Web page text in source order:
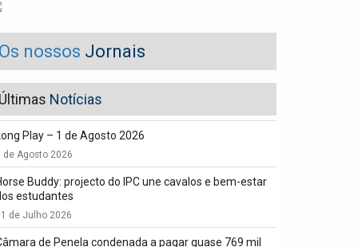
nossos Jornais
Notícias
Play – 1 de Agosto 2026
de Agosto 2026
Buddy: projecto do IPC une cavalos e bem-estar
estudantes
de Julho 2026
de Penela condenada a pagar quase 769 mil